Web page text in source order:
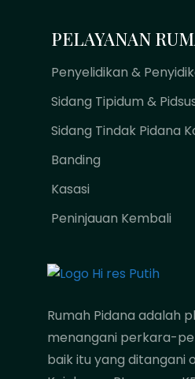
PELAYANAN
Penyelidikan &
Sidang Tipidum &
Sidang Tindak Pidana
Banding
Kasasi
Peninjauan Kembali
Rumah Pidana adalah
menangani perkara-
baik itu yang ditangani